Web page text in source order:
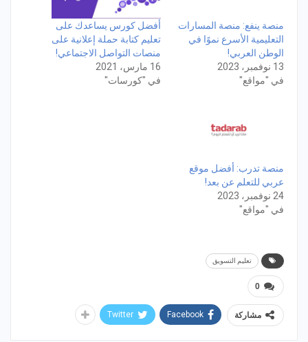
منصة ينفع: منصة المسارات
التعليمية الأسرع نموًا في
الوطن العربي!
13 نوفمبر، 2023
في "مواقع"
أفضل كورس يساعدك على
تعليم كتابة حملة إعلانية على
منصات التواصل الاجتماعي!
16 مارس، 2021
في "كورسات"
منصة تدرب: أفضل موقع
عربي للتعلم عن بعد!
24 نوفمبر، 2023
في "مواقع"
تعليم التسويق
0
مشاركة Facebook
Twitter